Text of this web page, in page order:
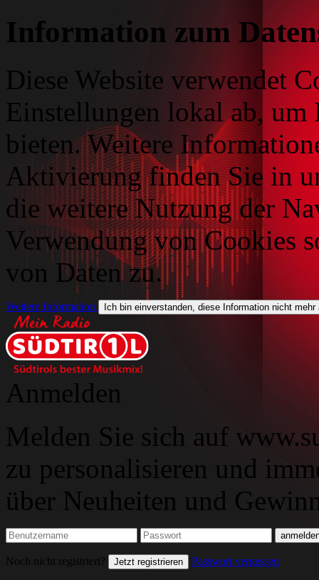
Information zum
Diese Website verwendet
Einstellungen lokal ab, um
bieten. Weitere
Aktivierung finden Sie in
die weitere Nutzung der
Verwendung von Cookies
von Daten zu.
Weitere Information Ich bin einverstanden, diese Information nicht mehr
Anmelden
Melden Sie sich auf
zu personalisieren und
über Neuheiten und
Noch nicht registriert? Jetzt registrieren Passwort vergessen